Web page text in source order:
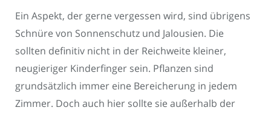
Ein Aspekt, der gerne vergessen wird, sind übrigens
Schnüre von Sonnenschutz und Jalousien. Die
sollten definitiv nicht in der Reichweite kleiner,
neugieriger Kinderfinger sein. Pflanzen sind
grundsätzlich immer eine Bereicherung in jedem
Zimmer. Doch auch hier sollte sie außerhalb der